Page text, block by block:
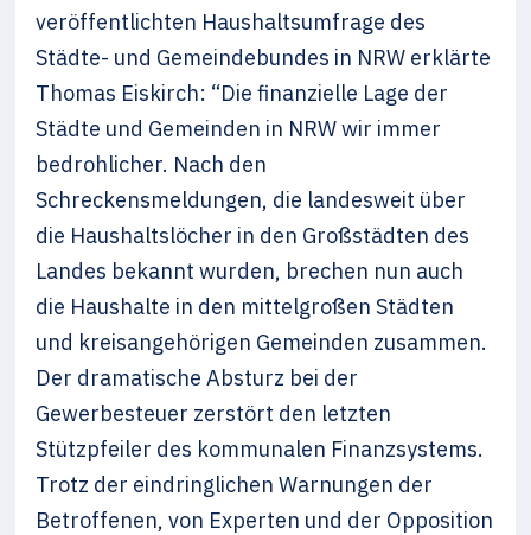
veröffentlichten Haushaltsumfrage des
Städte- und Gemeindebundes in NRW erklärte
Thomas Eiskirch: “Die finanzielle Lage der
Städte und Gemeinden in NRW wir immer
bedrohlicher. Nach den
Schreckensmeldungen, die landesweit über
die Haushaltslöcher in den Großstädten des
Landes bekannt wurden, brechen nun auch
die Haushalte in den mittelgroßen Städten
und kreisangehörigen Gemeinden zusammen.
Der dramatische Absturz bei der
Gewerbesteuer zerstört den letzten
Stützpfeiler des kommunalen Finanzsystems.
Trotz der eindringlichen Warnungen der
Betroffenen, von Experten und der Opposition